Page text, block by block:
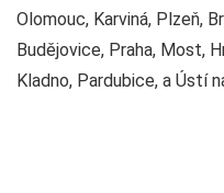
Olomouc, Karviná, Plzeň,
Budějovice, Praha, Most,
Kladno, Pardubice, a Ústí